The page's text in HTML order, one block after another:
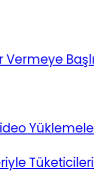
Başlıyor
Yüklemelerini
Tüketicilerin